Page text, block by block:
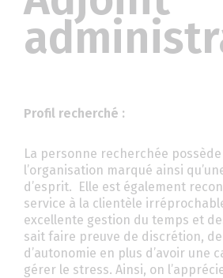
Profil recherché :
La personne recherchée
l’organisation marqué ainsi
d’esprit. Elle est également
service à la clientèle
excellente gestion du temps et
sait faire preuve de discrétion,
d’autonomie en plus d’avoir une
gérer le stress. Ainsi, on